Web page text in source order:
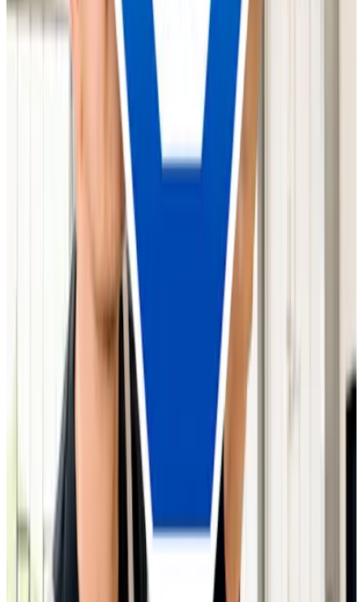
Kostenloser Vorab-Check*
HU/AU direkt bei uns